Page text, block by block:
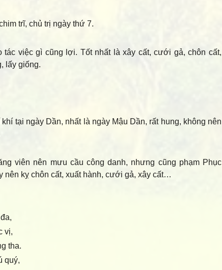
trĩ, chủ trị ngày thứ 7.
tác việc gì cũng lợi. Tốt nhất là xây cất, cưới gả, chôn cất,
lấy giống.
tại ngày Dần, nhất là ngày Mậu Dần, rất hung, không nên
viên nên mưu cầu công danh, nhưng cũng phạm Phục
nên kỵ chôn cất, xuất hành, cưới gả, xây cất…
vị,
tha.
quý,